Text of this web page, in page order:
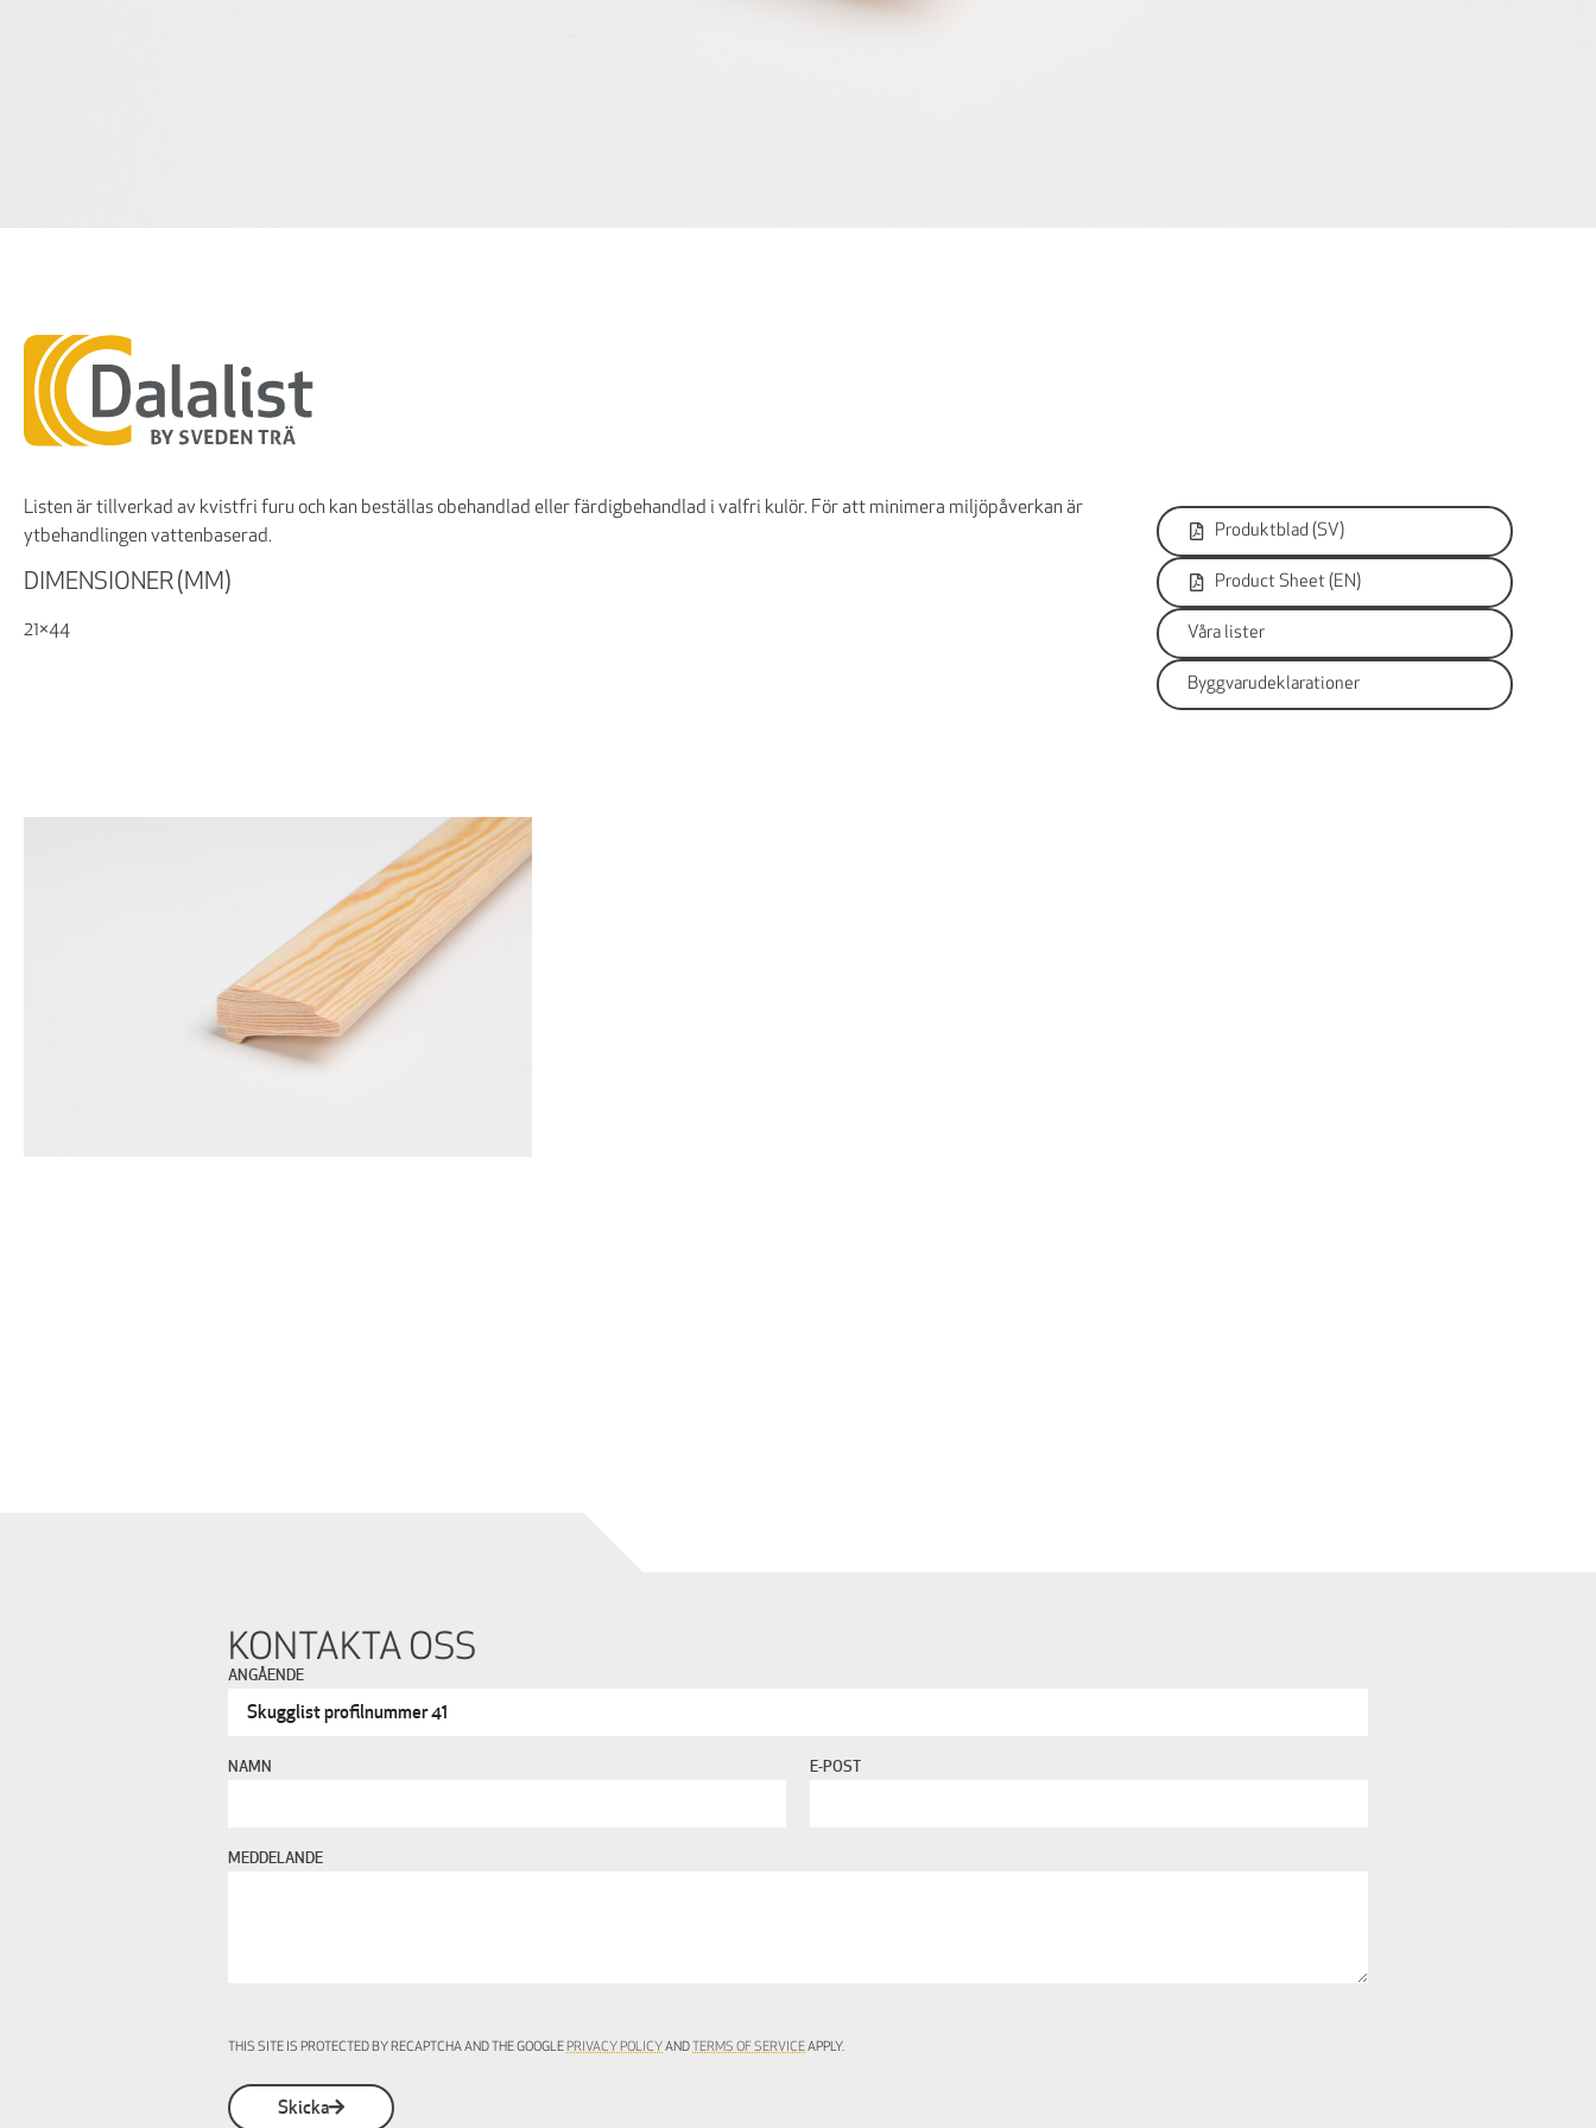
Listen är tillverkad av kvistfri furu och kan beställas obehandlad eller färdigbehandlad i valfri kulör. För att minimera miljöpåverkan är
ytbehandlingen vattenbaserad.
DIMENSIONER (MM)
21×44
Produktblad (SV)
Product Sheet (EN)
Våra lister
Byggvarudeklarationer
KONTAKTA OSS
ANGÅENDE
NAMN E-POST
MEDDELANDE
THIS SITE IS PROTECTED BY RECAPTCHA AND THE GOOGLE PRIVACY POLICY AND TERMS OF SERVICEAPPLY.
Skicka